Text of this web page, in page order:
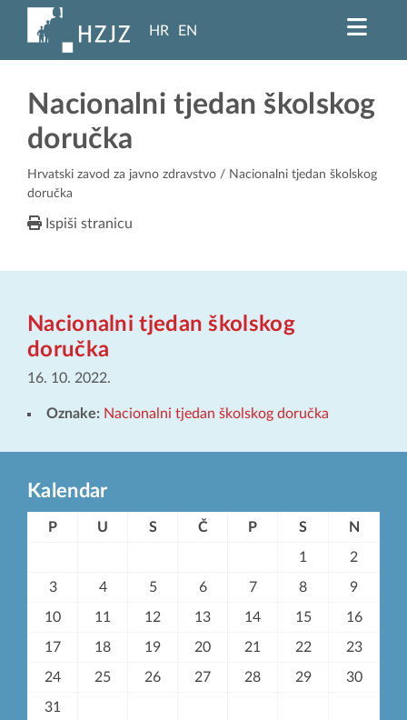
HR EN
Nacionalni tjedan školskog
doručka
Hrvatski zavod za javno zdravstvo / Nacionalni tjedan školskog
doručka
Ispiši stranicu
Nacionalni tjedan školskog
doručka
16. 10. 2022.
Oznake: Nacionalni tjedan školskog doručka
Kalendar
P U S Č P S N
1 2
3 4 5 6 7 8 9
10 11 12 13 14 15 16
17 18 19 20 21 22 23
24 25 26 27 28 29 30
31